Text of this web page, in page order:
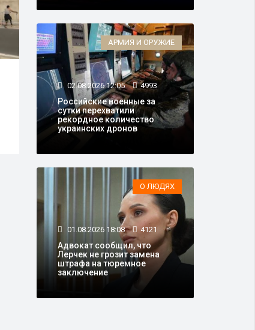
01.08.2026 15:03 20148
В России изменили
правила въезда и выезда
грузовиков иностранных
перевозчиков
АРМИЯ И ОРУЖИЕ
02.08.2026 12:05 4993
Российские военные за
сутки перехватили
рекордное количество
украинских дронов
О ЛЮДЯХ
01.08.2026 18:08 4121
Адвокат сообщил, что
Лерчек не грозит замена
штрафа на тюремное
заключение